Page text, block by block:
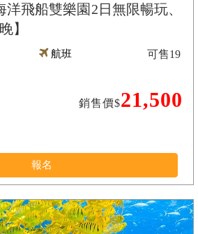
飛船雙樂園2日無限暢玩、
】
航班
銷售價$21,500
可售19
報名